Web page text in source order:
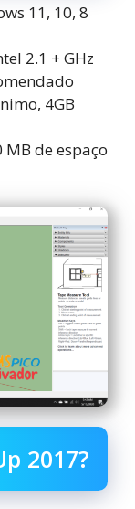
11, 10, 8
2.1 + GHz
4GB
de espaço
2017?